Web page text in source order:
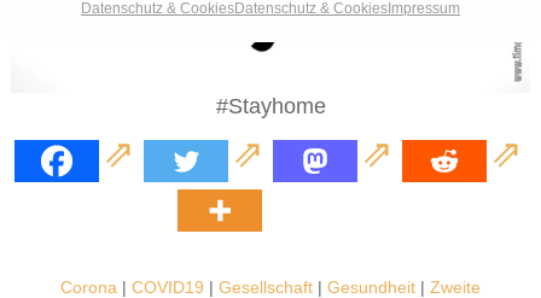
Datenschutz & CookiesDatenschutz & Cookies Impressum
#Stayhome
Corona | COVID19 | Gesellschaft| Gesundheit| Zweite